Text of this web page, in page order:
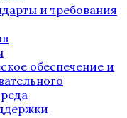
и требования
обеспечение и